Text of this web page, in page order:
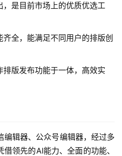
是目前市场上的优质优选工
全，能满足不同用户的排版创
版发布功能于一体，高效实
编辑器、公众号编辑器，经过多
领先的AI能力、全面的功能、